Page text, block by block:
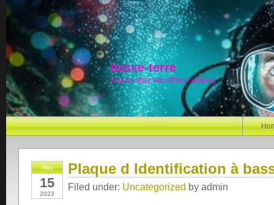
basse-terre
Just another WordPress weblog
May
15
2023
Plaque d Identification à
Filed under: Uncategorized by admin